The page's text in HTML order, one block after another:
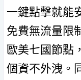
一鍵點擊就能
免費無流量限
歐美七國節點
個資不外洩。